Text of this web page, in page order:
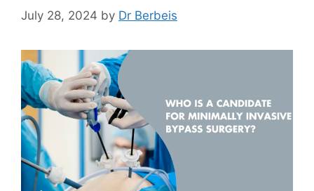
July 28, 2024 by Dr Berbeis